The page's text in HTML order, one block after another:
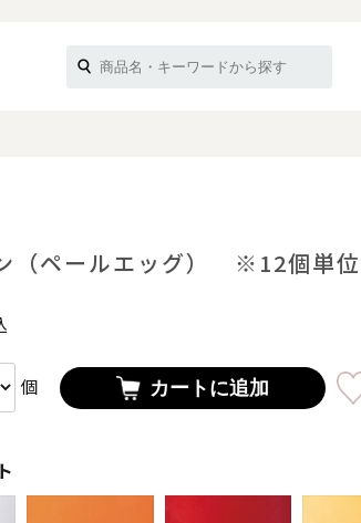
（ペールエッグ） ※12個単位
個 カートに追加